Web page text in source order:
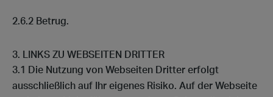
2.6.2 Betrug.
LINKS ZU WEBSEITEN DRITTER
3.1 Die Nutzung von Webseiten Dritter erfolgt
ausschließlich auf Ihr eigenes Risiko. Auf der Webseite